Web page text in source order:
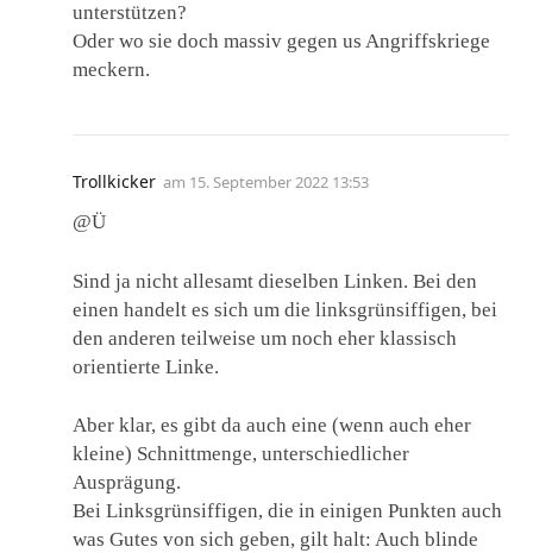
unterstützen?
Oder wo sie doch massiv gegen us Angriffskriege
meckern.
Trollkicker am 15. September 2022 13:53
@Ü
Sind ja nicht allesamt dieselben Linken. Bei den
einen handelt es sich um die linksgrünsiffigen, bei
den anderen teilweise um noch eher klassisch
orientierte Linke.
Aber klar, es gibt da auch eine (wenn auch eher
kleine) Schnittmenge, unterschiedlicher
Ausprägung.
Bei Linksgrünsiffigen, die in einigen Punkten auch
was Gutes von sich geben, gilt halt: Auch blinde